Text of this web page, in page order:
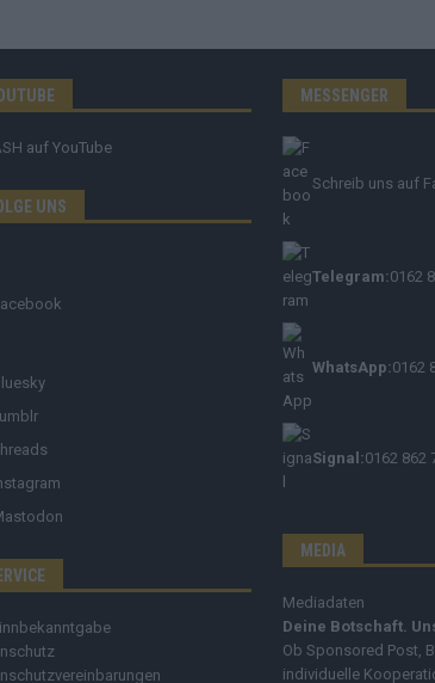
auf YouTube
UNS
MESSENGER
Schreib uns auf
Telegram:0162
WhatsApp:0162
Signal:0162 862
MEDIA
Mediadaten
Deine Botschaft.
Ob Sponsored Post,
individuelle